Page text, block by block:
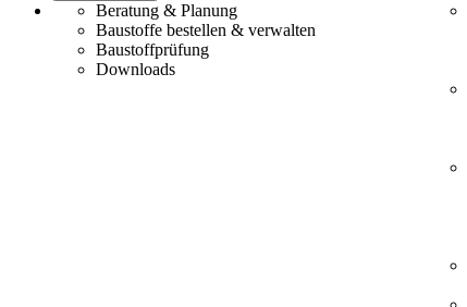
Beratung & Planung
Baustoffe bestellen & verwalten
Baustoffprüfung
Downloads